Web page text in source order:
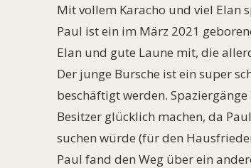
Mit vollem Karacho und viel Elan
Paul ist ein im März 2021
Elan und gute Laune mit, die
Der junge Bursche ist ein super
beschäftigt werden.
Besitzer glücklich machen, da
suchen würde (für den
Paul fand den Weg über ein